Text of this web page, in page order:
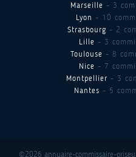
Marseille - 3
Lyon - 10
Strasbourg - 2
Lille - 3
Toulouse - 8
Nice - 7
Montpellier - 3
Nantes - 5
©2026 annuaire-commissaire-